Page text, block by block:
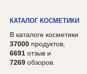
КАТАЛОГ КОСМЕТИКИ
В каталоге косметики
37000 продуктов,
6691 отзыв и
7269 обзоров.